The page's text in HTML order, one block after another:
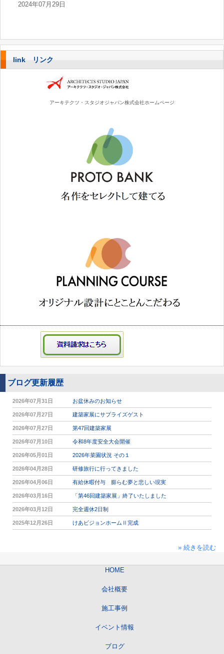
2024年07月29日
link リンク
アーキテクツ・スタジオジャパン株式会社ホームページ
ブログ更新履歴
2026年07月31日 お盆休みのお知らせ
2026年07月27日 建築家展にサプライズゲスト
2026年07月27日 第47回建築家展
2026年07月10日 令和8年度安全大会開催
2026年05月01日 2026年菜園状況 その１
2026年04月28日 研修旅行に行ってきました
2026年04月06日 有給休暇付与 膨らむ夢と悲しい現実
2026年03月16日 「第46回建築家展」終了いたしました
2026年03月12日 完全週休2日制
2025年12月26日 けあビジョンホームⅡ完成
» 続きを読む
HOME
会社概要
施工事例
イベント情報
ブログ